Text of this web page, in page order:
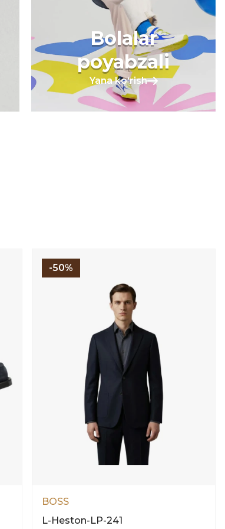
Bolalar
poyabzali
Yana koʻrish
-50%
BOSS
L-Heston-LP-241